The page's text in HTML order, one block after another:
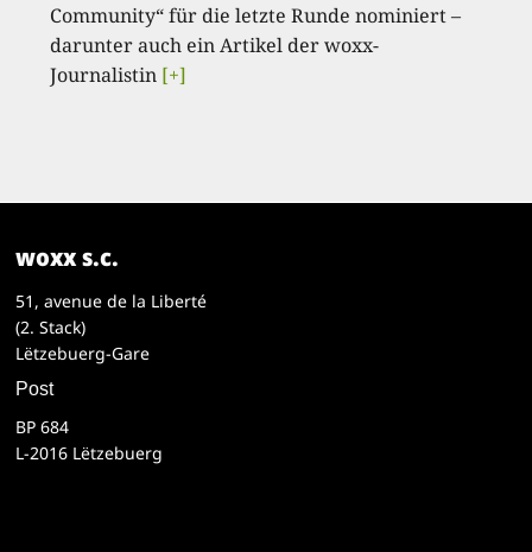
Community“ für die letzte Runde nominiert –
darunter auch ein Artikel der woxx-
Journalistin [+]
woxx s.c.
51, avenue de la Liberté
(2. Stack)
Lëtzebuerg-Gare
Post
BP 684
L-2016 Lëtzebuerg